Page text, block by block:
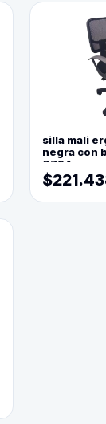
silla mali
negra con
0794